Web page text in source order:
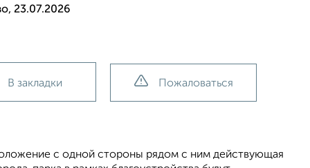
23.07.2026
В закладки Пожаловаться
с одной стороны рядом с ним действующая